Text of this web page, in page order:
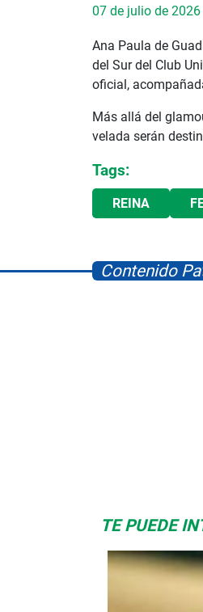
07 de julio de 2026
Ana Paula de
del Sur del Club
oficial,
Más allá del
velada serán
Tags:
REINA
Contenido
TE PUEDE